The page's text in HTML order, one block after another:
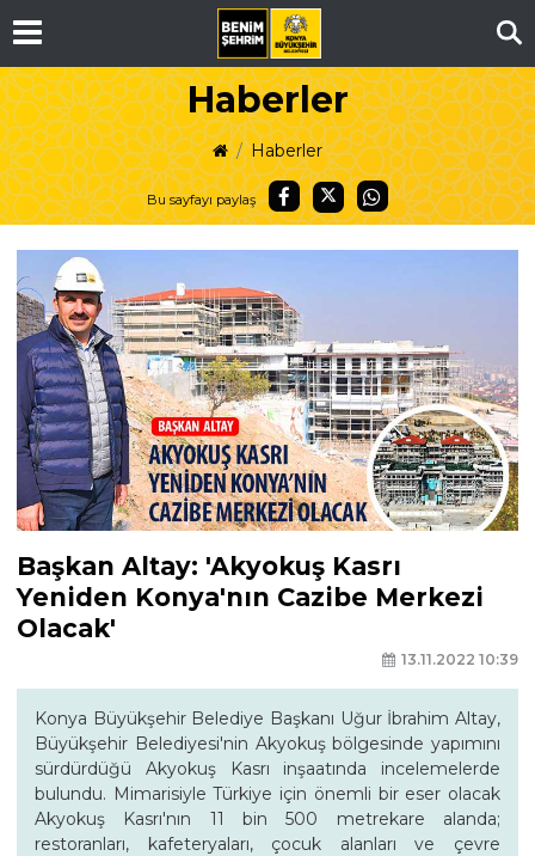
Haberler
Haberler
Bu sayfayı paylaş
Başkan Altay: 'Akyokuş Kasrı
Yeniden Konya'nın Cazibe Merkezi
Olacak'
13.11.2022 10:39
Konya Büyükşehir Belediye Başkanı Uğur İbrahim Altay,
Büyükşehir Belediyesi'nin Akyokuş bölgesinde yapımını
sürdürdüğü Akyokuş Kasrı inşaatında incelemelerde
bulundu. Mimarisiyle Türkiye için önemli bir eser olacak
Akyokuş Kasrı'nın 11 bin 500 metrekare alanda;
restoranları, kafeteryaları, çocuk alanları ve çevre